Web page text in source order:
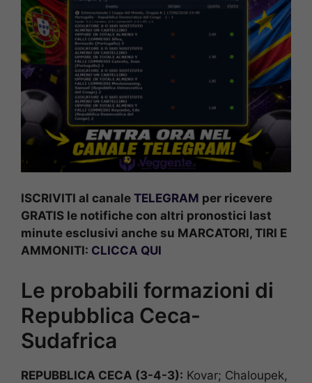
ISCRIVITI al canale TELEGRAM per ricevere
GRATIS le notifiche con altri pronostici last
minute esclusivi anche su MARCATORI, TIRI E
AMMONITI: CLICCA QUI
Le probabili formazioni di
Repubblica Ceca-
Sudafrica
REPUBBLICA CECA (3-4-3): Kovar; Chaloupek,